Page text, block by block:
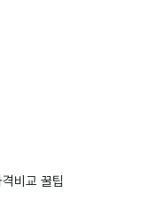
비교 꿀팁